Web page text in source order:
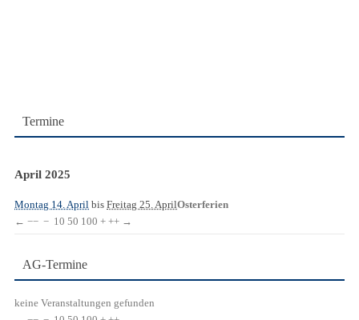
Termine
April 2025
Montag 14. April bis Freitag 25. AprilOsterferien
← −− − 10 50 100 + ++ →
AG-Termine
keine Veranstaltungen gefunden